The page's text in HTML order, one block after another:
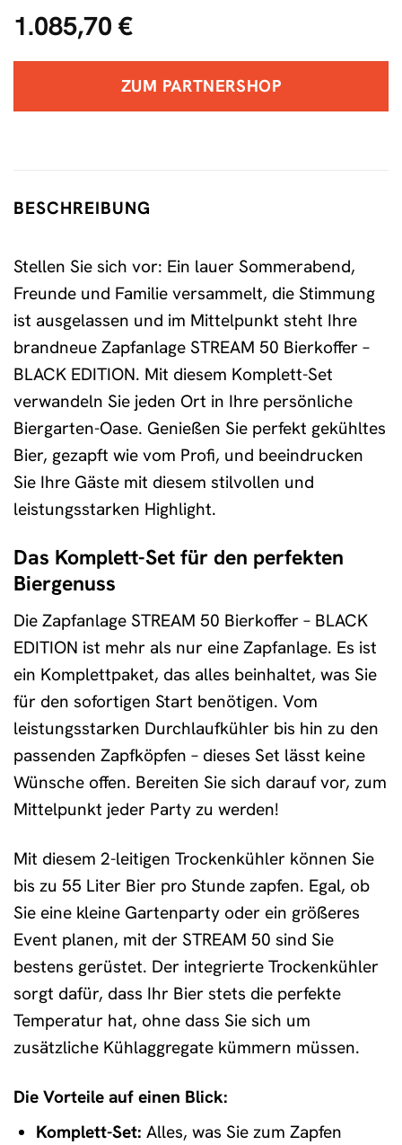
1.085,70 €
ZUM PARTNERSHOP
BESCHREIBUNG
Stellen Sie sich vor: Ein lauer Sommerabend,
Freunde und Familie versammelt, die Stimmung
ist ausgelassen und im Mittelpunkt steht Ihre
brandneue Zapfanlage STREAM 50 Bierkoffer –
BLACK EDITION. Mit diesem Komplett-Set
verwandeln Sie jeden Ort in Ihre persönliche
Biergarten-Oase. Genießen Sie perfekt gekühltes
Bier, gezapft wie vom Profi, und beeindrucken
Sie Ihre Gäste mit diesem stilvollen und
leistungsstarken Highlight.
Das Komplett-Set für den perfekten
Biergenuss
Die Zapfanlage STREAM 50 Bierkoffer – BLACK
EDITION ist mehr als nur eine Zapfanlage. Es ist
ein Komplettpaket, das alles beinhaltet, was Sie
für den sofortigen Start benötigen. Vom
leistungsstarken Durchlaufkühler bis hin zu den
passenden Zapfköpfen – dieses Set lässt keine
Wünsche offen. Bereiten Sie sich darauf vor, zum
Mittelpunkt jeder Party zu werden!
Mit diesem 2-leitigen Trockenkühler können Sie
bis zu 55 Liter Bier pro Stunde zapfen. Egal, ob
Sie eine kleine Gartenparty oder ein größeres
Event planen, mit der STREAM 50 sind Sie
bestens gerüstet. Der integrierte Trockenkühler
sorgt dafür, dass Ihr Bier stets die perfekte
Temperatur hat, ohne dass Sie sich um
zusätzliche Kühlaggregate kümmern müssen.
Die Vorteile auf einen Blick:
Komplett-Set: Alles, was Sie zum Zapfen